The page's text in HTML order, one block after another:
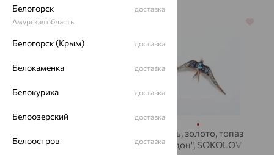
70%
изумруд, ЮЗ
Брошь, золото, топаз
"лондон", SOKOLOV
Белогорск
Амурская область
доставка
Белогорск (Крым) доставка
Белокаменка доставка
Белокуриха доставка
Белоозерский доставка
Белоостров доставка